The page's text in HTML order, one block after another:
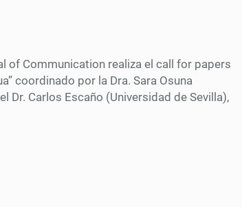
of Communication realiza el call for papers
coordinado por la Dra. Sara Osuna
Dr. Carlos Escaño (Universidad de Sevilla),